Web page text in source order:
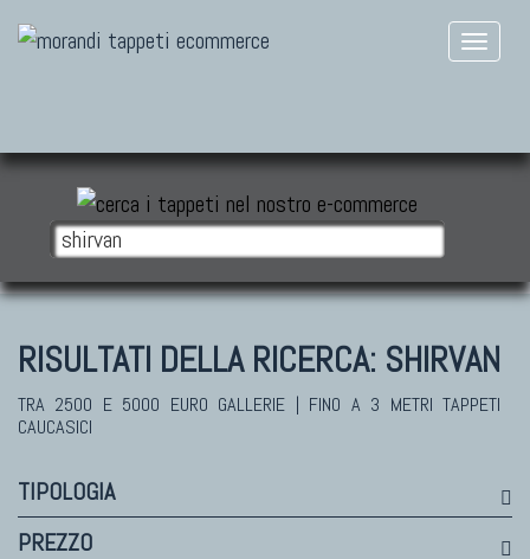
RISULTATI DELLA RICERCA: SHIRVAN
TRA 2500 E 5000 EURO GALLERIE | FINO A 3 METRI TAPPETI
CAUCASICI
TIPOLOGIA
PREZZO